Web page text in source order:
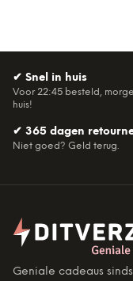
✔ Snel in huis
Voor 22:45 besteld,
huis!
✔ 365 dagen
Niet goed? Geld terug.
Geniale cadeaus